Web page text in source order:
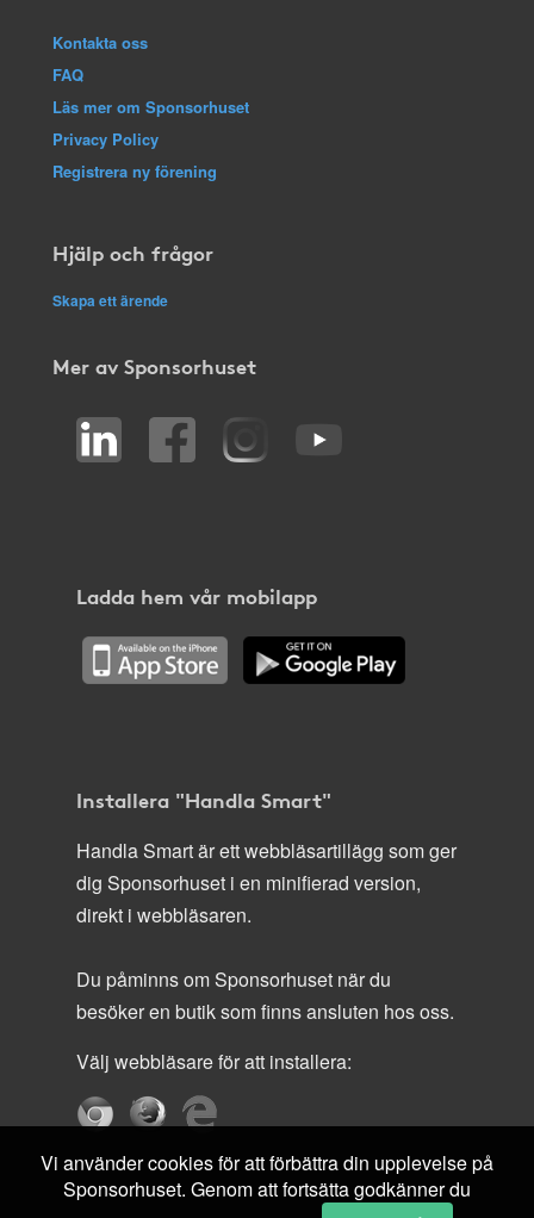
Kontakta oss
FAQ
Läs mer om Sponsorhuset
Privacy Policy
Registrera ny förening
Hjälp och frågor
Skapa ett ärende
Mer av Sponsorhuset
Ladda hem vår mobilapp
Installera "Handla Smart"
Handla Smart är ett webbläsartillägg som ger
dig Sponsorhuset i en minifierad version,
direkt i webbläsaren.
Du påminns om Sponsorhuset när du
besöker en butik som finns ansluten hos oss.
Välj webbläsare för att installera:
Vi använder cookies för att förbättra din upplevelse på
Sponsorhuset. Genom att fortsätta godkänner du